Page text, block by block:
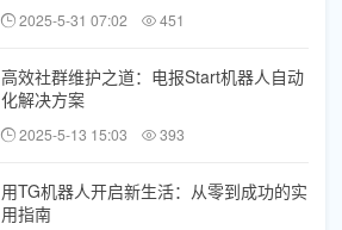
2025-5-31 07:02 451
高效社群维护之道：电报Start机器人自动
化解决方案
2025-5-13 15:03 393
用TG机器人开启新生活：从零到成功的实
用指南